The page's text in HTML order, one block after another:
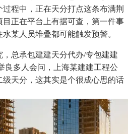
程中，正在天分打点这条布满荆
正在平台上有据可查，第一件事
某人员堆叠都可能触发预警。
总承包建建天分代办/专包建建
良多人会问，上海某建建工程公
天分，这其实是个很成心思的话